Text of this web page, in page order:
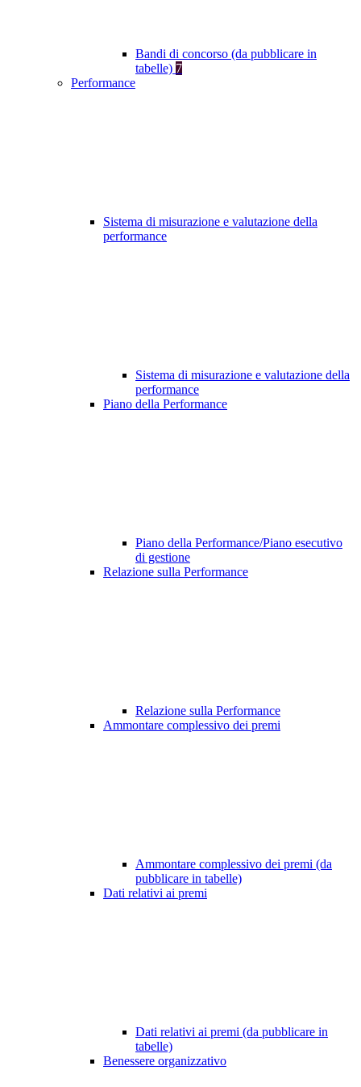
Bandi di concorso (da pubblicare in
tabelle) 7
Performance
Sistema di misurazione e valutazione della
performance
Sistema di misurazione e valutazione della
performance
Piano della Performance
Piano della Performance/Piano esecutivo
di gestione
Relazione sulla Performance
Relazione sulla Performance
Ammontare complessivo dei premi
Ammontare complessivo dei premi (da
pubblicare in tabelle)
Dati relativi ai premi
Dati relativi ai premi (da pubblicare in
tabelle)
Benessere organizzativo